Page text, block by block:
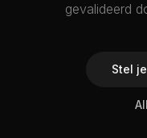
gevalideerd
Stel